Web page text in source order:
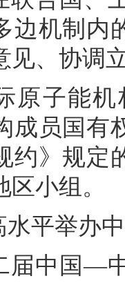
边机制内
见、协调
原子能
成员国有
约》规定
小组。
水平举办
届中国—